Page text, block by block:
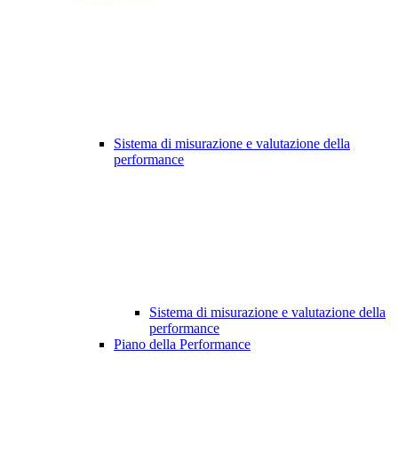
Sistema di misurazione e valutazione della
performance
Sistema di misurazione e valutazione della
performance
Piano della Performance